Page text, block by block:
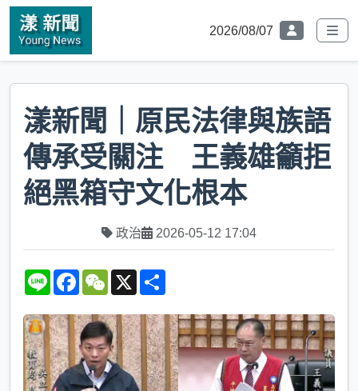
2026/08/07
漾新聞｜原民法律與族語
傳承受關注 王義雄籲拒
絕黑箱守文化根本
政治 2026-05-12 17:04
L
e
F
e
b
o
o
k
W
h
a
t
X
r
e